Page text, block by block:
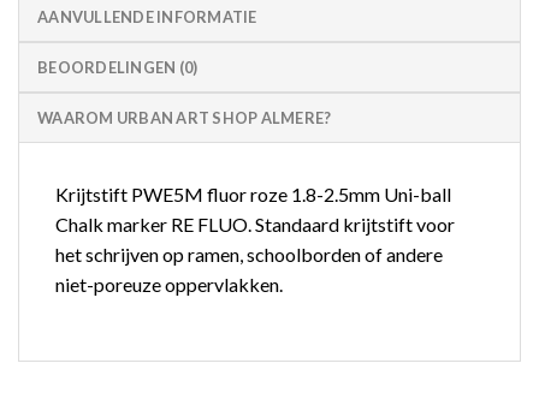
AANVULLENDE INFORMATIE
BEOORDELINGEN (0)
WAAROM URBAN ART SHOP ALMERE?
Krijtstift PWE5M fluor roze 1.8-2.5mm Uni-ball
Chalk marker RE FLUO. Standaard krijtstift voor
het schrijven op ramen, schoolborden of andere
niet-poreuze oppervlakken.